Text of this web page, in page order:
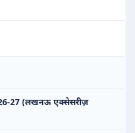
27 (लखनऊ एक्सेसरीज़